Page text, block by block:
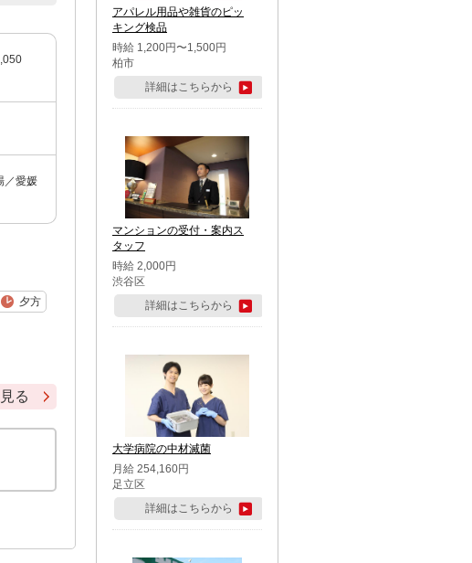
／愛媛
夕方
る
アパレル用品や雑貨のピッ
キング検品
時給 1,200円〜1,500円
柏市
詳細はこちらから
マンションの受付・案内ス
タッフ
時給 2,000円
渋谷区
詳細はこちらから
大学病院の中材滅菌
月給 254,160円
足立区
詳細はこちらから